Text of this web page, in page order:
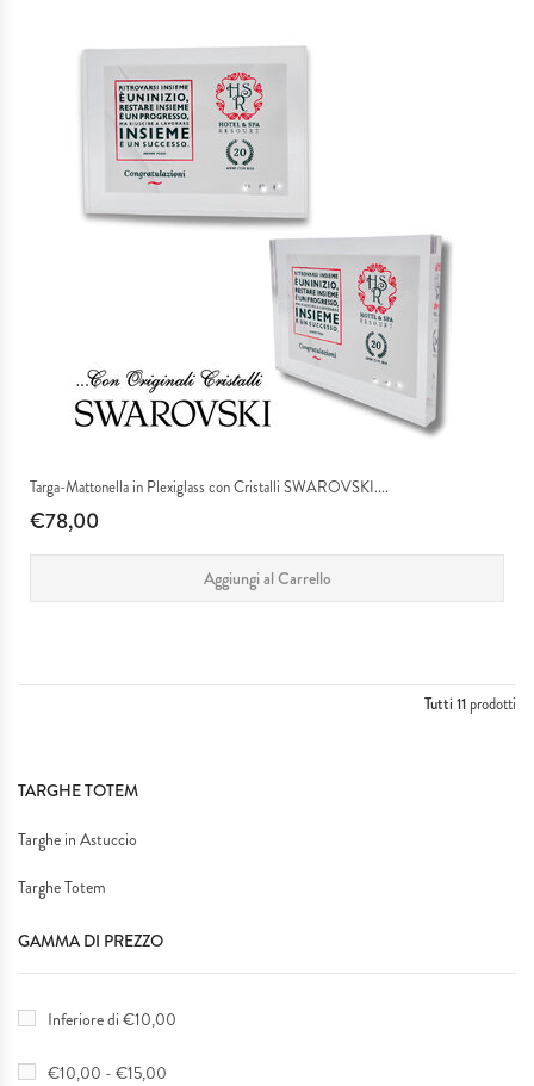
Targa-Mattonella in Plexiglass con Cristalli SWAROVSKI....
€78,00
Aggiungi al Carrello
Tutti 11 prodotti
TARGHE TOTEM
Targhe in Astuccio
Targhe Totem
GAMMA DI PREZZO
Inferiore di €10,00
€10,00 - €15,00